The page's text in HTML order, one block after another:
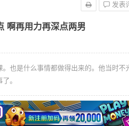
啊再用力再深点两男
发表
也是什么事情都做得出来的。他当时不
。